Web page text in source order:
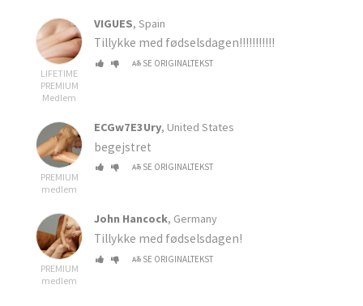
LIFETIME
PREMIUM
Medlem
VIGUES, Spain
Tillykke med fødselsdagen!!!!!!!!!!!
SE ORIGINALTEKST
PREMIUM
medlem
ECGw7E3Ury, United States
begejstret
SE ORIGINALTEKST
PREMIUM
medlem
John Hancock, Germany
Tillykke med fødselsdagen!
SE ORIGINALTEKST